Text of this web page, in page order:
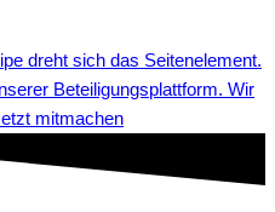
Beteiligungsplattform. Wir
mitmachen